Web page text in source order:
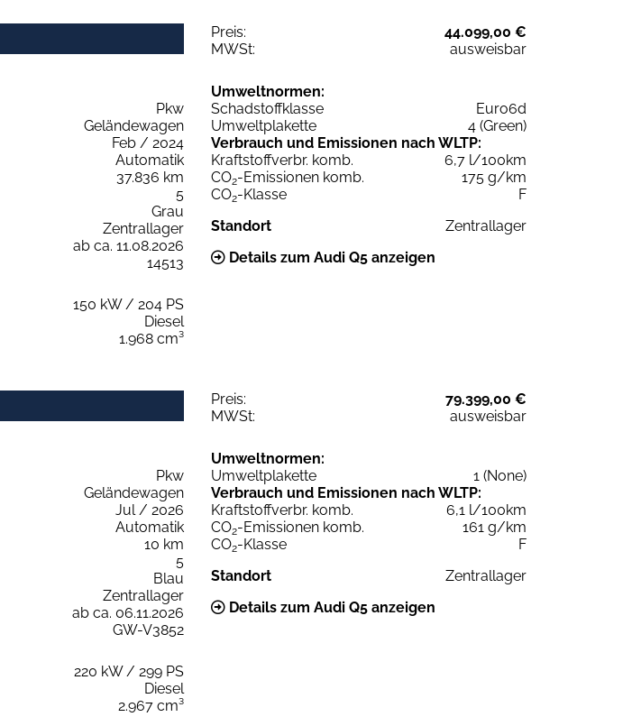
Preis:
44.099,00 €
MWSt:
ausweisbar
Pkw
Geländewagen
Feb / 2024
Automatik
37.836 km
5
Grau
Zentrallager
ab ca. 11.08.2026
14513
150 kW / 204 PS
Diesel
1.968 cm³
Umweltnormen:
Schadstoffklasse
Euro6d
Umweltplakette
4 (Green)
Verbrauch und Emissionen nach WLTP:
Kraftstoffverbr. komb.
6,7 l/100km
CO2-Emissionen komb.
175 g/km
CO2-Klasse
F
Standort
Zentrallager
Details zum Audi Q5 anzeigen
Preis:
79.399,00 €
MWSt:
ausweisbar
Pkw
Geländewagen
Jul / 2026
Automatik
10 km
5
Blau
Zentrallager
ab ca. 06.11.2026
GW-V3852
220 kW / 299 PS
Diesel
2.967 cm³
Umweltnormen:
Umweltplakette
1 (None)
Verbrauch und Emissionen nach WLTP:
Kraftstoffverbr. komb.
6,1 l/100km
CO2-Emissionen komb.
161 g/km
CO2-Klasse
F
Standort
Zentrallager
Details zum Audi Q5 anzeigen